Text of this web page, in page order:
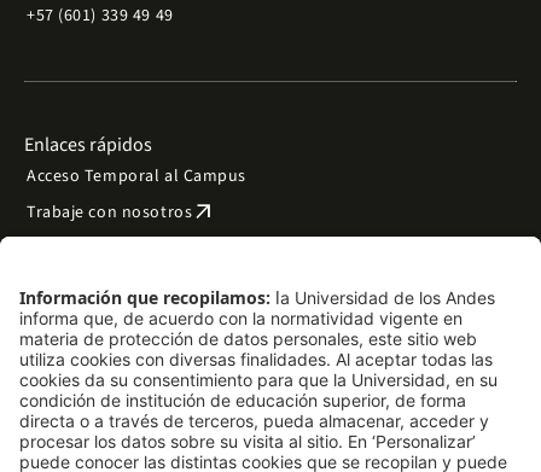
+57 (601) 339 49 49
Enlaces rápidos
Acceso Temporal al Campus
Trabaje con nosotrosarrow_outward
Preguntas frecuentes
Filantropía y donacionesarrow_outward
Mapa del sitio arrow_outward
Síguenos